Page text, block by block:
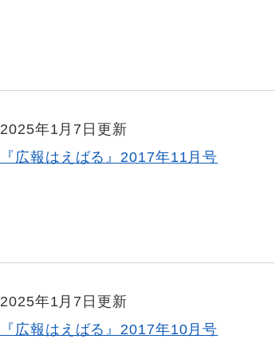
2025年1月7日更新
『広報はえばる』2017年11月号
2025年1月7日更新
『広報はえばる』2017年10月号